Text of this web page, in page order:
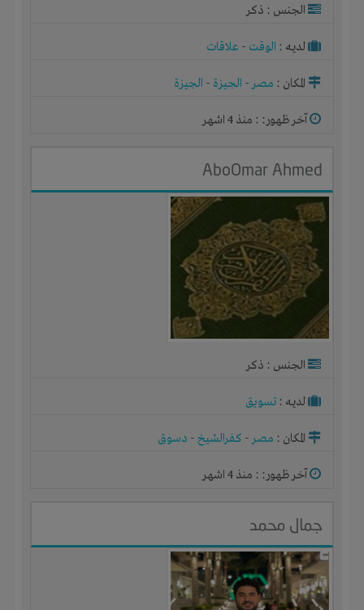
الجنس : ذكر
لديـه : الوقت - علاقات
المكان : مصر- الجيزة - الجيزة
آخر ظهور: : منذ 4 اشهر
AboOmar Ahmed
الجنس : ذكر
لديـه : تسويق
المكان : مصر- كفرالشيخ- دسوق
آخر ظهور: : منذ 4 اشهر
جمال محمد